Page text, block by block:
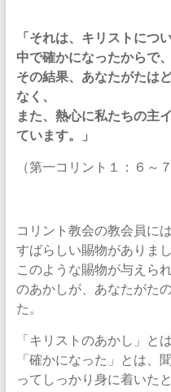
「それは、キリストにつ
中で確かになったからで、
その結果、あなたがたは
なく、
また、熱心に私たちの主
ています。」
（第一コリント１：６～７
コリント教会の教会員に
すばらしい賜物がありまし
このような賜物が与えら
のあかしが、あなたがた
た。
「キリストのあかし」と
「確かになった」とは、
ってしっかり身に着いた